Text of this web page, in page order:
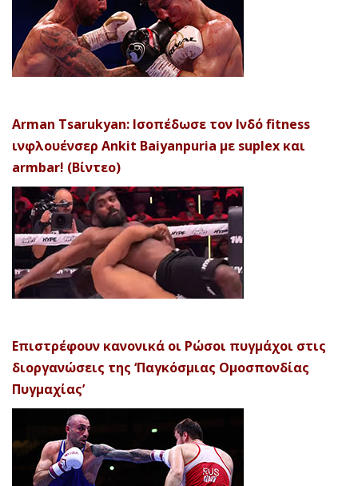
Arman Tsarukyan: Ισοπέδωσε τον Ινδό fitness
ινφλουένσερ Ankit Baiyanpuria με suplex και
armbar! (Βίντεο)
Επιστρέφουν κανονικά οι Ρώσοι πυγμάχοι στις
διοργανώσεις της ‘Παγκόσμιας Ομοσπονδίας
Πυγμαχίας’